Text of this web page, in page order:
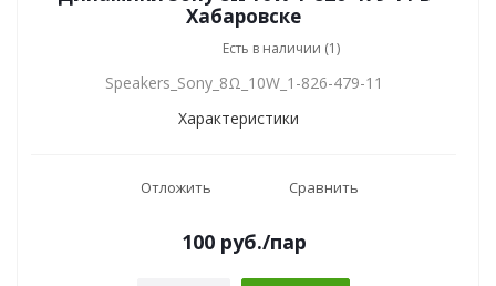
Хабаровске
Есть в наличии (1)
Speakers_Sony_8Ω_10W_1-826-479-11
Характеристики
Отложить Сравнить
100 руб./пар